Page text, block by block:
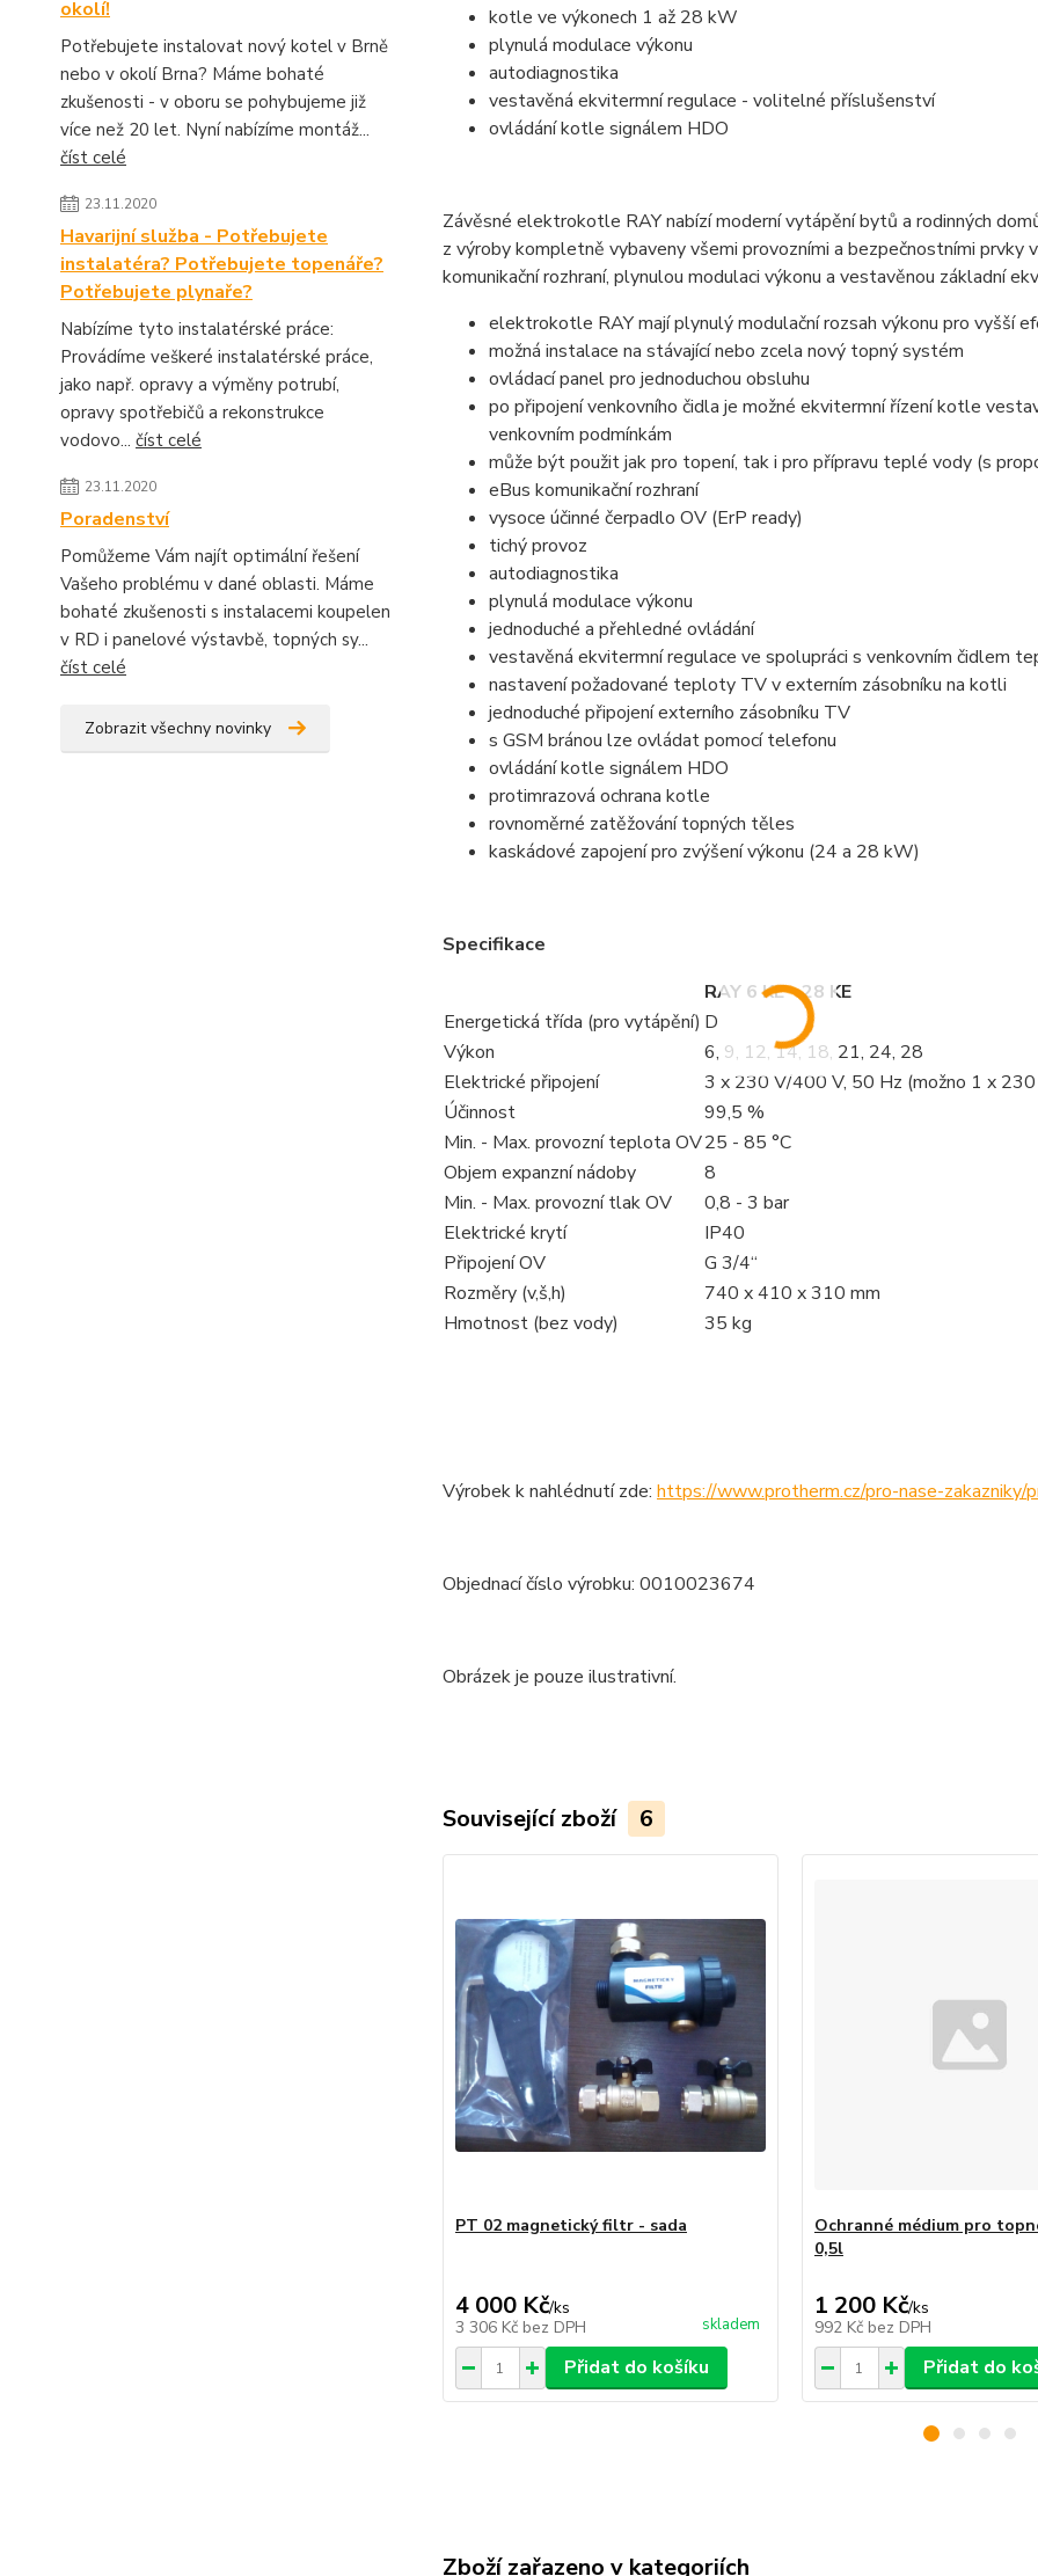
okolí!
Potřebujete instalovat nový kotel v Brně
nebo v okolí Brna? Máme bohaté
zkušenosti - v oboru se pohybujeme již
více než 20 let. Nyní nabízíme montáž...
číst celé
23.11.2020
Havarijní služba - Potřebujete
instalatéra? Potřebujete topenáře?
Potřebujete plynaře?
Nabízíme tyto instalatérské práce:
Provádíme veškeré instalatérské práce,
jako např. opravy a výměny potrubí,
opravy spotřebičů a rekonstrukce
vodovo... číst celé
23.11.2020
Poradenství
Pomůžeme Vám najít optimální řešení
Vašeho problému v dané oblasti. Máme
bohaté zkušenosti s instalacemi koupelen
v RD i panelové výstavbě, topných sy...
číst celé
Zobrazit všechny novinky
kotle ve výkonech 1 až 28 kW
plynulá modulace výkonu
autodiagnostika
vestavěná ekvitermní regulace - volitelné příslušenství
ovládání kotle signálem HDO
Závěsné elektrokotle RAY nabízí moderní vytápění bytů a rodinných
z výroby kompletně vybaveny všemi provozními a bezpečnostními
komunikační rozhraní, plynulou modulaci výkonu a vestavěnou základní
elektrokotle RAY mají plynulý modulační rozsah výkonu pro vyšší
možná instalace na stávající nebo zcela nový topný systém
ovládací panel pro jednoduchou obsluhu
po připojení venkovního čidla je možné ekvitermní řízení kotle
venkovním podmínkám
může být použit jak pro topení, tak i pro přípravu teplé vody (s
eBus komunikační rozhraní
vysoce účinné čerpadlo OV (ErP ready)
tichý provoz
autodiagnostika
plynulá modulace výkonu
jednoduché a přehledné ovládání
vestavěná ekvitermní regulace ve spolupráci s venkovním čidlem
nastavení požadované teploty TV v externím zásobníku na kotli
jednoduché připojení externího zásobníku TV
s GSM bránou lze ovládat pomocí telefonu
ovládání kotle signálem HDO
protimrazová ochrana kotle
rovnoměrné zatěžování topných těles
kaskádové zapojení pro zvýšení výkonu (24 a 28 kW)
Specifikace
RAY 6 KE - 28 KE
Energetická třída (pro vytápění) D
Výkon
6, 9, 12, 14, 18, 21, 24, 28
Elektrické připojení
3 x 230 V/400 V, 50 Hz (možno 1 x
Účinnost
99,5 %
Min. - Max. provozní teplota OV25 - 85 °C
Objem expanzní nádoby
8
Min. - Max. provozní tlak OV
0,8 - 3 bar
Elektrické krytí
IP40
Připojení OV
G 3/4“
Rozměry (v,š,h)
740 x 410 x 310 mm
Hmotnost (bez vody)
35 kg
Výrobek k nahlédnutí zde: https://www.protherm.cz/pro-nase-
Objednací číslo výrobku: 0010023674
Obrázek je pouze ilustrativní.
Související zboží 6
PT 02 magnetický filtr - sada
4 000 Kč/ks
3 306 Kč bez DPH skladem
Přidat do košíku
Ochranné médium pro
0,5l
1 200 Kč/ks
992 Kč bez DPH
Přidat do
Zboží zařazeno v kategoriích